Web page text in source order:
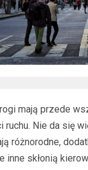
mają przede
ruchu. Nie da się
różnorodne,
inne skłonią